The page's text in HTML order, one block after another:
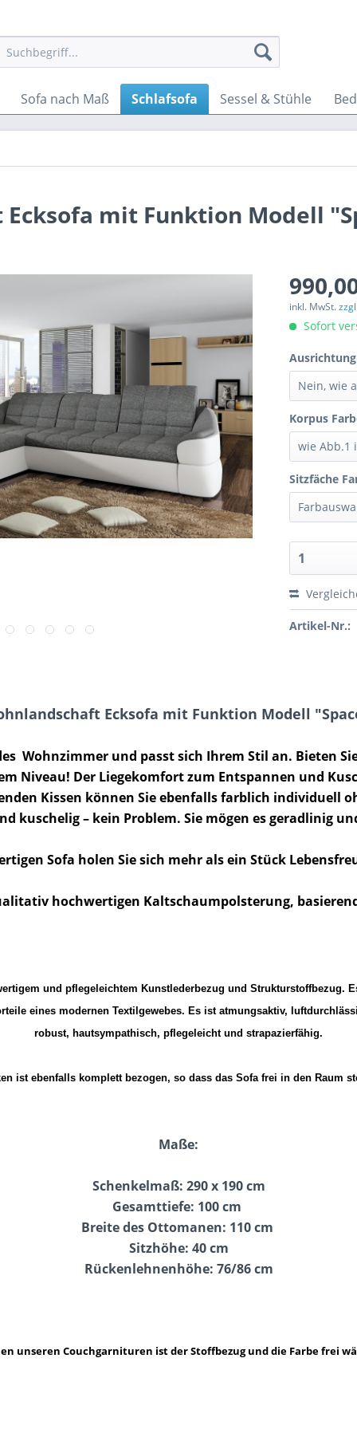
Sofa nach Maß Schlafsofa Sessel & Stühle Bed
mit Funktion Modell
inkl. MwSt.
Sofort
Korpus
Sitzfäche
Artikel-Nr.:
Ecksofa mit Funktion Modell
Wohnzimmer und passt sich Ihrem Stil an. Bieten
Niveau! Der Liegekomfort zum Entspannen und
Kissen können Sie ebenfalls farblich individuell
kuschelig – kein Problem. Sie mögen es geradlinig
Sofa holen Sie sich mehr als ein Stück
hochwertigen Kaltschaumpolsterung,
und pflegeleichtem Kunstlederbezug und Strukturstoffbezug.
eines modernen Textilgewebes. Es ist atmungsaktiv,
robust, hautsympathisch, pflegeleicht und strapazierfähig.
ist ebenfalls komplett bezogen, so dass das Sofa frei in den Raum
Maße:
Schenkelmaß: 290 x 190 cm
Gesamttiefe: 100 cm
Breite des Ottomanen: 110 cm
Sitzhöhe: 40 cm
Rückenlehnenhöhe: 76/86 cm
unseren Couchgarnituren ist der Stoffbezug und die Farbe frei